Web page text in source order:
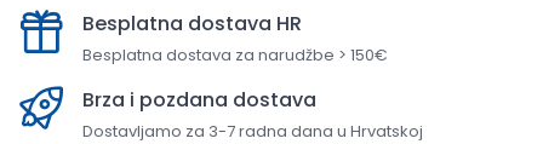
Besplatna dostava HR
Besplatna dostava za narudžbe > 150€
Brza i pozdana dostava
Dostavljamo za 3-7 radna dana u Hrvatskoj